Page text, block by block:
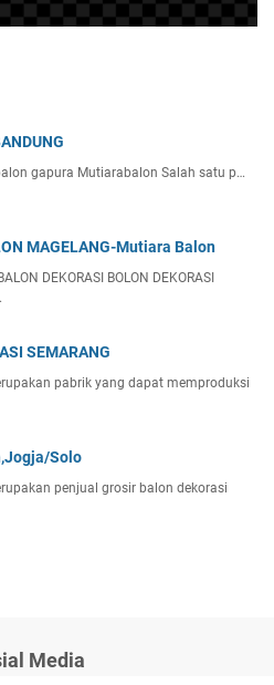
gapura Mutiarabalon Salah satu p…
MAGELANG-Mutiara Balon
DEKORASI BOLON DEKORASI
SEMARANG
pabrik yang dapat memproduksi
Solo
penjual grosir balon dekorasi
Media